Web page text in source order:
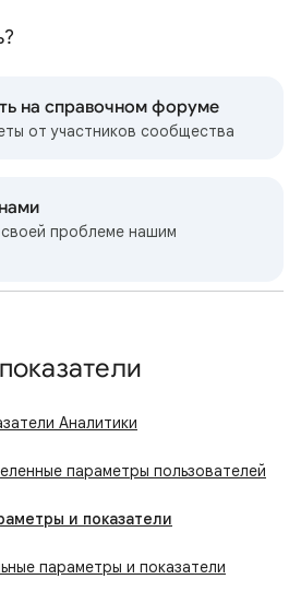
на справочном форуме
от участников сообщества
проблеме нашим
Аналитики
параметры пользователей
и показатели
параметры и показатели